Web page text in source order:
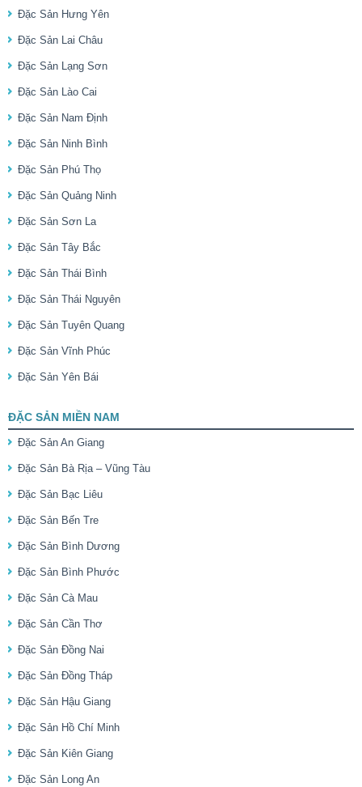
Đặc Sản Hưng Yên
Đặc Sản Lai Châu
Đặc Sản Lạng Sơn
Đặc Sản Lào Cai
Đặc Sản Nam Định
Đặc Sản Ninh Bình
Đặc Sản Phú Thọ
Đặc Sản Quảng Ninh
Đặc Sản Sơn La
Đặc Sản Tây Bắc
Đặc Sản Thái Bình
Đặc Sản Thái Nguyên
Đặc Sản Tuyên Quang
Đặc Sản Vĩnh Phúc
Đặc Sản Yên Bái
ĐẶC SẢN MIỀN NAM
Đặc Sản An Giang
Đặc Sản Bà Rịa – Vũng Tàu
Đặc Sản Bạc Liêu
Đặc Sản Bến Tre
Đặc Sản Bình Dương
Đặc Sản Bình Phước
Đặc Sản Cà Mau
Đặc Sản Cần Thơ
Đặc Sản Đồng Nai
Đặc Sản Đồng Tháp
Đặc Sản Hậu Giang
Đặc Sản Hồ Chí Minh
Đặc Sản Kiên Giang
Đặc Sản Long An